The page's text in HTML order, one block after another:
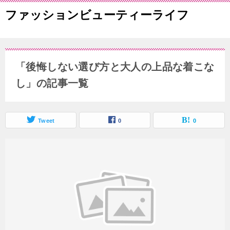
ファッションビューティーライフ
「後悔しない選び方と大人の上品な着こな
し」の記事一覧
Tweet 0 0